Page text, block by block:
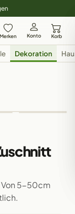
Merken Konto Korb
Dekoration
Von 5-50cm